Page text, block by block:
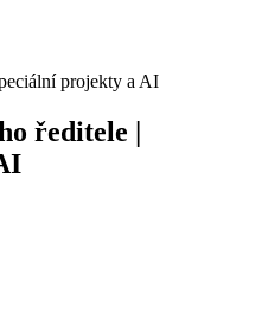
projekty a AI
ředitele |